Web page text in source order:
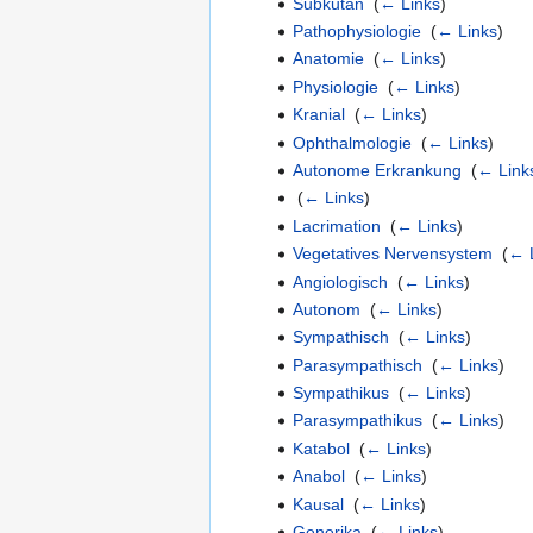
Pathophysiologie‎ (← Links)
Anatomie‎ (← Links)
Physiologie‎ (← Links)
Kranial‎ (← Links)
Ophthalmologie‎ (← Links)
Autonome Erkrankung (←
(← Links)
Lacrimation (← Links)
Vegetatives Nervensystem (←
Angiologisch (← Links)
Autonom (← Links)
Sympathisch (← Links)
Parasympathisch (← Links)
Sympathikus‎ (← Links)
Parasympathikus‎ (← Links)
Katabol‎ (← Links)
Anabol‎ (← Links)
Kausal‎ (← Links)